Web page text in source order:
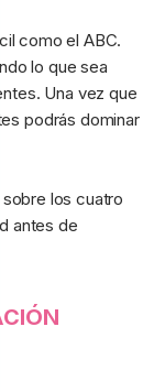
como el ABC.
lo que sea
Una vez que
podrás dominar
sobre los cuatro
antes de